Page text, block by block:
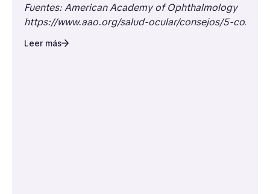
Fuentes:American Academy of Ophthalmology
https://www.aao.org/salud-ocular/consejos/5-
Leer más